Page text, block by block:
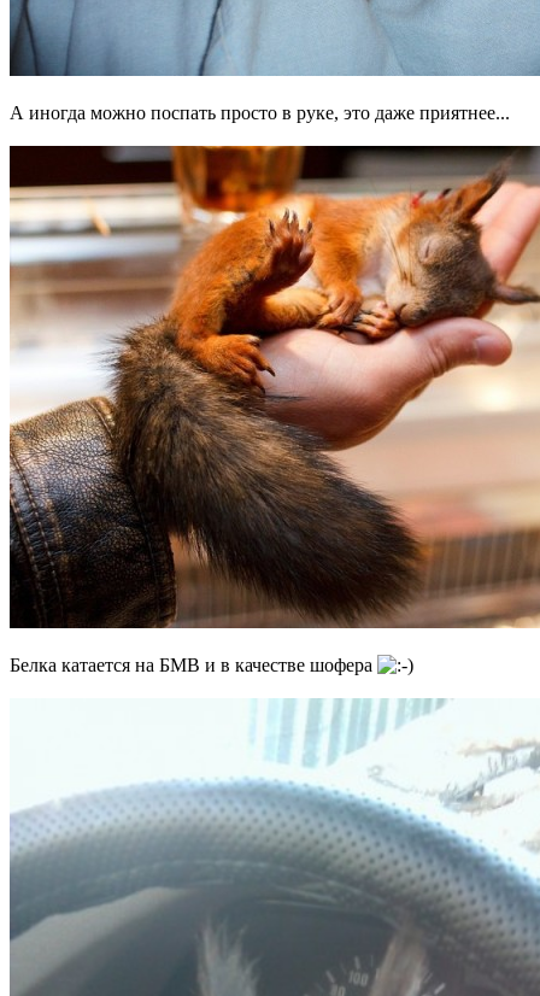
А иногда можно поспать просто в руке, это даже приятнее...
Белка катается на БМВ и в качестве шофера